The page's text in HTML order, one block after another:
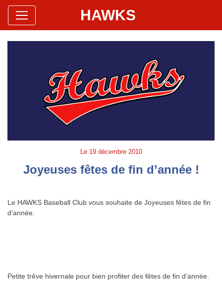
Hawks Baseball Softball
Site Officiel HAWKS
Le 19 décembre 2010
Joyeuses fêtes de fin d’année !
Le HAWKS Baseball Club vous souhaite de Joyeuses fêtes de fin
d’année.
Petite trêve hivernale pour bien profiter des fêtes de fin d’année.